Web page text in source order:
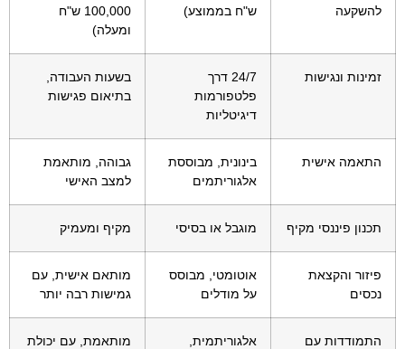
להשקעה
ש"ח בממוצע)
100,000 ש"ח
ומעלה)
זמינות ונגישות
24/7 דרך
פלטפורמות
דיגיטליות
בשעות העבודה,
בתיאום פגישות
התאמה אישית
בינונית, מבוססת
אלגוריתמים
גבוהה, מותאמת
למצב האישי
תכנון פיננסי מקיף מוגבל או בסיסי מקיף ומעמיק
פיזור והקצאת
נכסים
אוטומטי, מבוסס
על מודלים
מותאם אישית, עם
גמישות רבה יותר
התמודדות עם
אלגוריתמית,
מותאמת, עם יכולת